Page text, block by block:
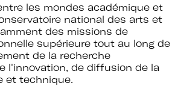
les mondes académique et
national des arts et
des missions de
supérieure tout au long de
de la recherche
l'innovation, de diffusion de la
et technique.